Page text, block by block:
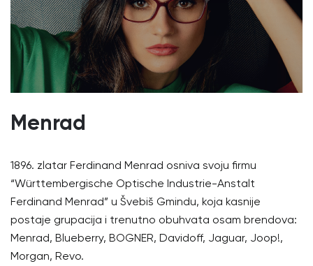
Menrad
1896. zlatar Ferdinand Menrad osniva svoju firmu
“Württembergische Optische Industrie-Anstalt
Ferdinand Menrad” u Švebiš Gmindu, koja kasnije
postaje grupacija i trenutno obuhvata osam brendova:
Menrad, Blueberry, BOGNER, Davidoff, Jaguar, Joop!,
Morgan, Revo.